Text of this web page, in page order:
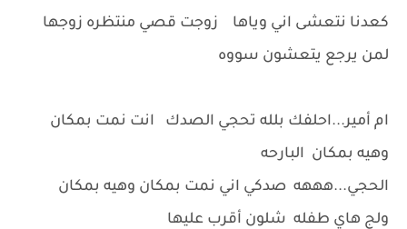
كعدنا نتعشى اني وياها زوجت قصي منتظره زوجها
لمن يرجع يتعشون سووه
ام أمير...احلفك بلله تحجي الصدك انت نمت بمكان
وهيه بمكان البارحه
الحجي...هههه صدكي اني نمت بمكان وهيه بمكان
ولج هاي طفله شلون أقرب عليها